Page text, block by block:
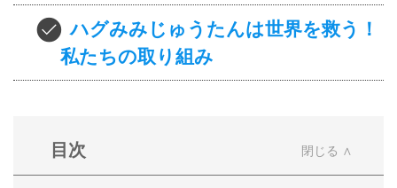
ハグみみじゅうたんは世界を救う！
私たちの取り組み
目次